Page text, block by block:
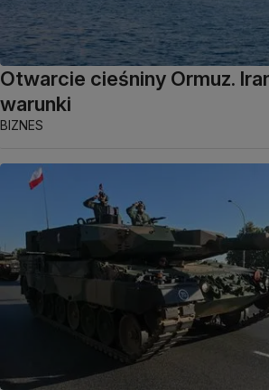
Otwarcie cieśniny Ormuz.
warunki
BIZNES